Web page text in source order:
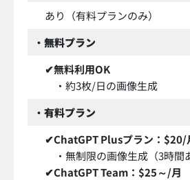
あり（有料プランのみ）
・ 無料プラン
✔無料利用OK
・約3枚/日の画像生成
・ 有料プラン
✔ChatGPT Plusプラン：$20/
・無制限の画像生成（3時間
✔ChatGPT Team：$25～/月